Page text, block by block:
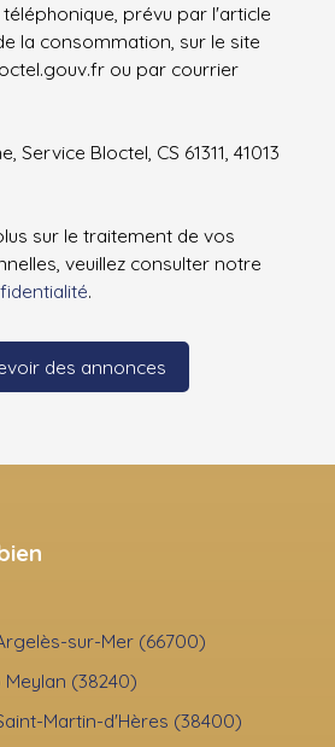
prévu par l'article
la consommation, sur le site
ou par courrier
Service Bloctel, CS 61311, 41013
sur le traitement de vos
veuillez consulter notre
.
des annonces
sur-Mer (66700)
(38240)
Martin-d'Hères (38400)